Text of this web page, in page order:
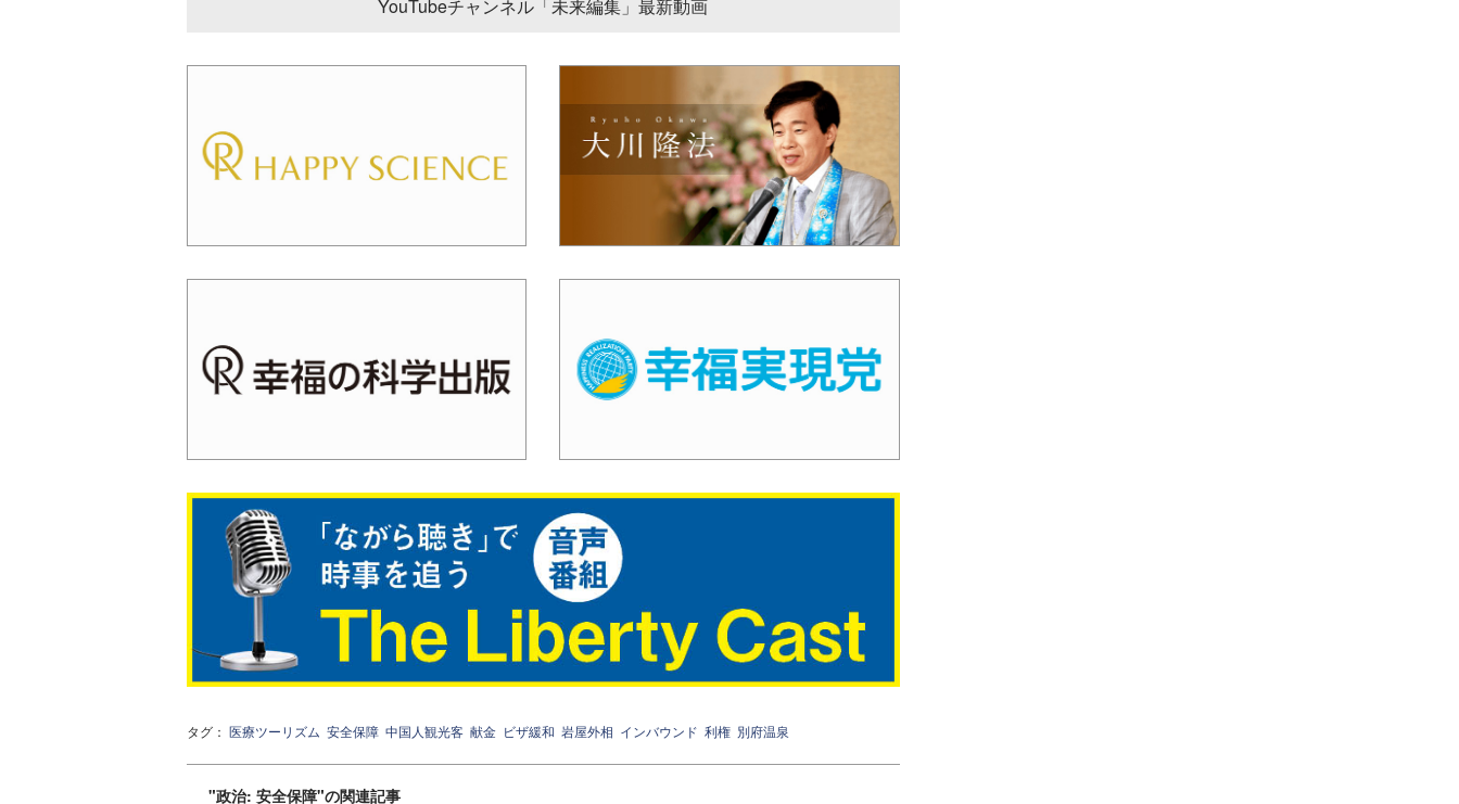
YouTubeチャンネル「未来編集」最新動画
タグ： 医療ツーリズム 安全保障 中国人観光客 献金 ビザ緩和 岩屋外相 インバウンド 利権 別府温泉
"政治: 安全保障"の関連記事